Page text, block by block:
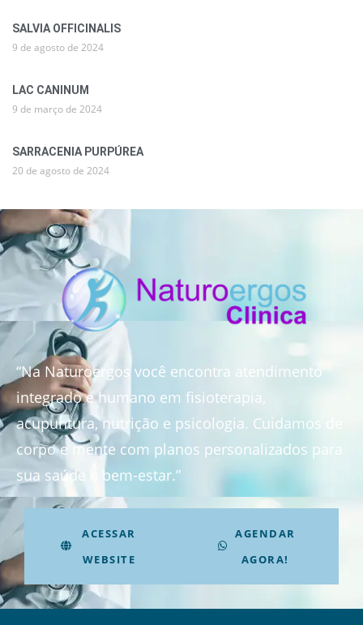
SALVIA OFFICINALIS
9 de agosto de 2024
LAC CANINUM
9 de março de 2024
SARRACENIA PURPÚREA
20 de agosto de 2024
“Na Naturoergos você encontra atendimento
integrado e humano em fisioterapia,
acupuntura, nutrição e psicologia. Cuidamos de
corpo e mente com planos personalizados para
sua saúde e bem-estar.”
ACESSAR
WEBSITE
AGENDAR
AGORA!